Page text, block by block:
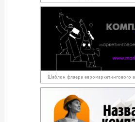
Шаблон флаера евромаркетингового